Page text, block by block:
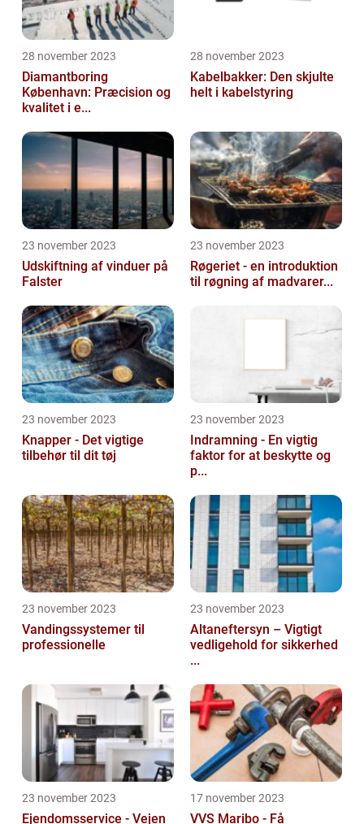
28 november 2023
Diamantboring
København: Præcision og
kvalitet i e...
28 november 2023
Kabelbakker: Den skjulte
helt i kabelstyring
23 november 2023
Udskiftning af vinduer på
Falster
23 november 2023
Røgeriet - en introduktion
til røgning af madvarer...
23 november 2023
Knapper - Det vigtige
tilbehør til dit tøj
23 november 2023
Indramning - En vigtig
faktor for at beskytte og
p...
23 november 2023
Vandingssystemer til
professionelle
23 november 2023
Altaneftersyn – Vigtigt
vedligehold for sikkerhed
...
23 november 2023
Ejendomsservice - Vejen
17 november 2023
VVS Maribo - Få